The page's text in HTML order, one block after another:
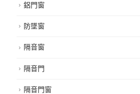
鋁門窗
防墜窗
隔音窗
隔音門
隔音門窗